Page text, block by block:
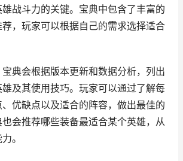
战斗力的关键。宝典中包含了丰富的
，玩家可以根据自己的需求选择适合
典会根据版本更新和数据分析，列出
及其使用技巧。玩家可以通过了解每
优缺点以及适合的阵容，做出最佳的
会推荐哪些装备最适合某个英雄，从
。